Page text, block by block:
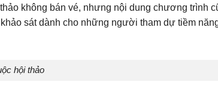
không bán vé, nhưng nội dung chương trình
sát dành cho những người tham dự tiềm
hội thảo